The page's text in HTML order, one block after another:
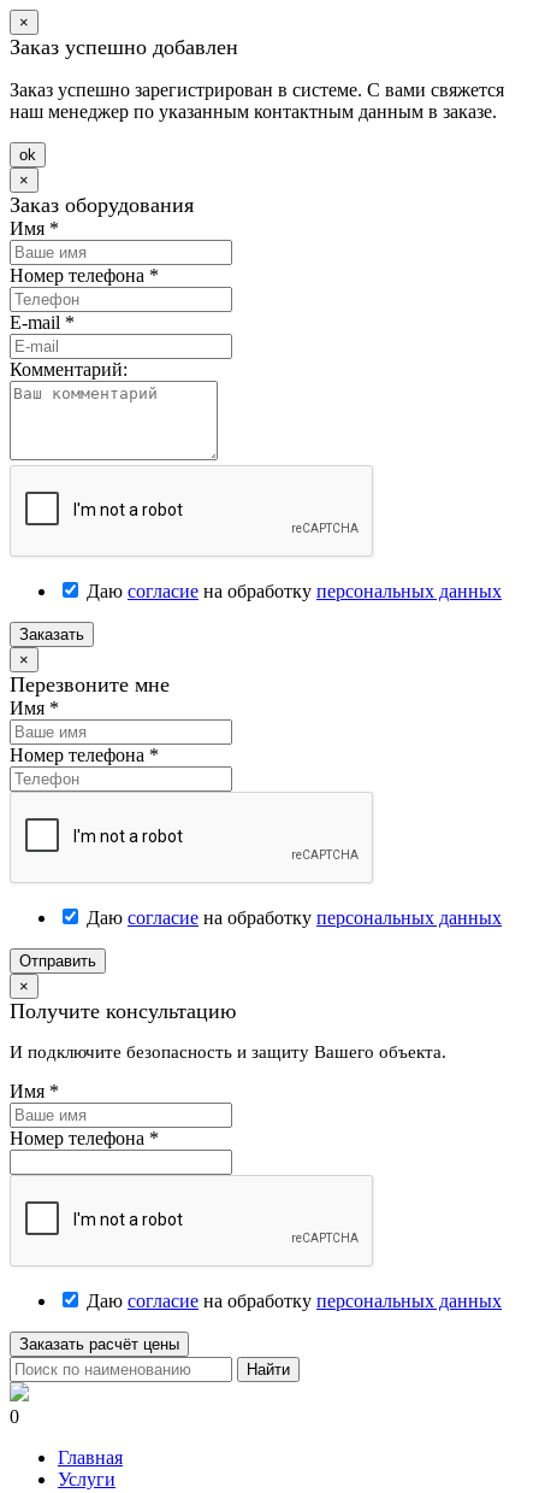
×
Заказ успешно добавлен
Заказ успешно зарегистрирован в системе. С вами свяжется
наш менеджер по указанным контактным данным в заказе.
оk
×
Заказ оборудования
Имя *
Номер телефона *
E-mail *
Комментарий:
Даю согласие на обработку персональных данных
Заказать
×
Перезвоните мне
Имя *
Номер телефона *
Даю согласие на обработку персональных данных
Отправить
×
Получите консультацию
И подключите безопасность и защиту Вашего объекта.
Имя *
Номер телефона *
Даю согласие на обработку персональных данных
Заказать расчёт цены
Найти
0
Главная
Услуги